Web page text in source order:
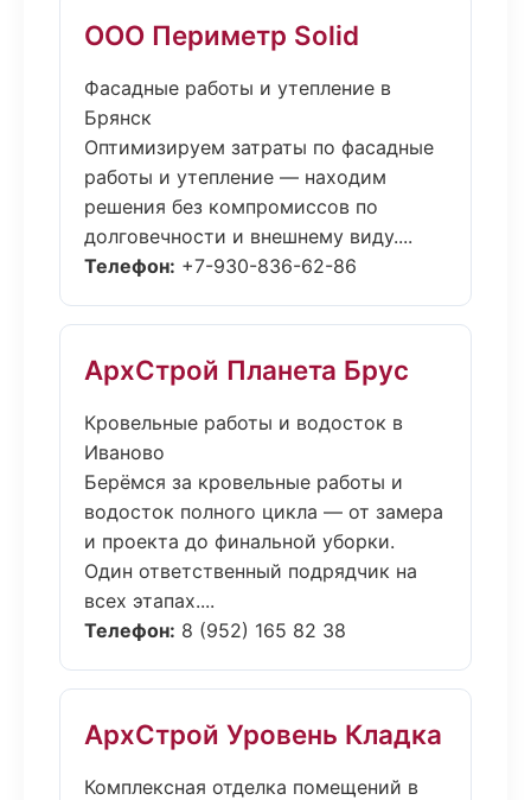
ООО Периметр Solid
Фасадные работы и утепление в
Брянск
Оптимизируем затраты по фасадные
работы и утепление — находим
решения без компромиссов по
долговечности и внешнему виду....
Телефон: +7-930-836-62-86
АрхСтрой Планета Брус
Кровельные работы и водосток в
Иваново
Берёмся за кровельные работы и
водосток полного цикла — от замера
и проекта до финальной уборки.
Один ответственный подрядчик на
всех этапах....
Телефон: 8 (952) 165 82 38
АрхСтрой Уровень Кладка
Комплексная отделка помещений в